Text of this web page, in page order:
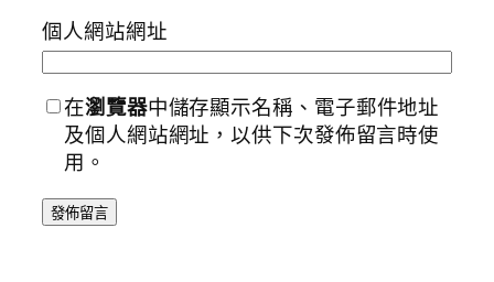
個人網站網址
在瀏覽器中儲存顯示名稱、電子郵件地址
及個人網站網址，以供下次發佈留言時使
用。